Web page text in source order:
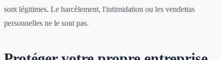
sont légitimes. Le harcèlement, l'intimidation ou les vendettas
personnelles ne le sont pas.